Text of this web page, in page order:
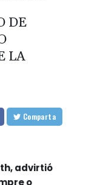
DE
LA
Comparta
advirtió
o